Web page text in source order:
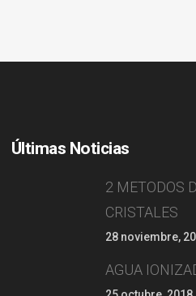
Últimas Noticias
2 METODOS
CRISTALES
28 noviembre,
AGUA